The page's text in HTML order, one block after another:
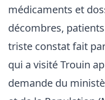
médicaments et
décombres,
triste constat fait par
qui a visité Trouin
demande du